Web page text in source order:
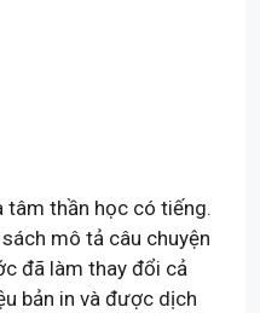
tâm thần học có tiếng.
mô tả câu chuyện
đã làm thay đổi cả
bản in và được dịch